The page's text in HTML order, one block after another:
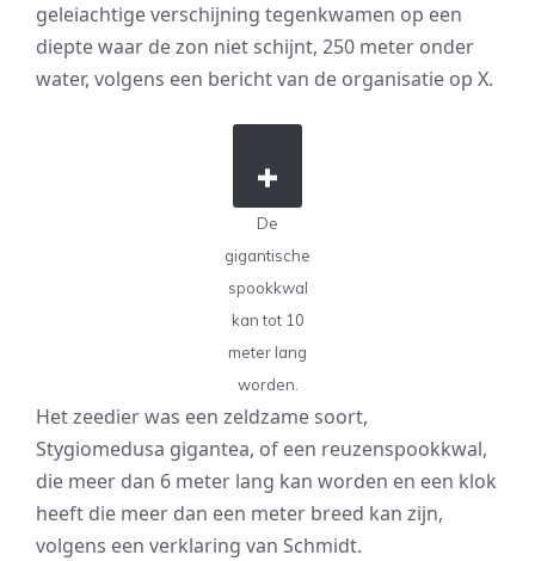
geleiachtige verschijning tegenkwamen op een
diepte waar de zon niet schijnt, 250 meter onder
water, volgens een bericht van de organisatie op X.
De
gigantische
spookkwal
kan tot 10
meter lang
worden.
Het zeedier was een zeldzame soort,
Stygiomedusa gigantea, of een reuzenspookkwal,
die meer dan 6 meter lang kan worden en een klok
heeft die meer dan een meter breed kan zijn,
volgens een verklaring van Schmidt.